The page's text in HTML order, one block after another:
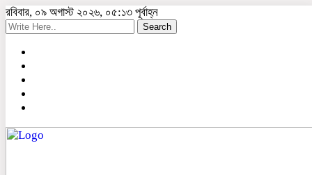
রবিবার, ০৯ অগাস্ট ২০২৬, ০৫:১৩ পূর্বাহ্ন
Search